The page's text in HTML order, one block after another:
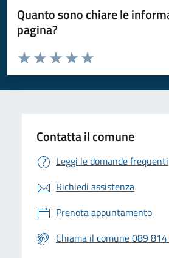
Quanto sono chiare le
pagina?
Valuta da 1 a 5 stelle la pagina
Valuta 5 stelle su 5
Valuta 4 stelle su 5
Valuta 3 stelle su 5
Valuta 2 stelle su 5
Valuta 1 stelle su 5
Contatta il comune
Leggi le domande frequenti
Richiedi assistenza
Prenota appuntamento
Chiama il comune 089